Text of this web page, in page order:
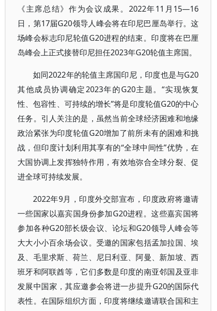
《主席总结》作为会议成果。2022年11月15—16
日，第17届G20领导人峰会将在印尼巴厘岛举行。这
场峰会标志印尼轮值G20进程的结束。印度将在巴厘
岛峰会上正式接替印尼担任2023年G20轮值主席国。
如同2022年的轮值主席国印尼，印度也是与G20
其他成员协调确定2023年的G20主题。“实现恢复
性、包容性、可持续的增长”将是印度轮值G20的中心
任务。引人关注的是，虽然当前全球经济困难和地缘
政治紧张为印度轮值G20增加了前所未有的困难和挑
战，但印度计划利用其享有的“全球中间性”优势，在
大国协调上发挥独特作用，有效地弥合全球分裂、促
进全球可持续发展。
2022年9月，印度外交部宣布，印度政府将邀请
一些国家以嘉宾国身份参加G20进程。这些嘉宾国将
参加各种G20部长级会议、论坛和G20领导人峰会等
大大小小百余场会议。受邀的国家包括孟加拉国、埃
及、毛里求斯、荷兰、尼日利亚、阿曼、新加坡、西
班牙和阿联酋等，它们多数是印度的南亚邻国及亚非
发展中国家，其应邀参会将进一步提升G20的国际代
表性。在国际组织方面，印度将继续邀请联合国和主